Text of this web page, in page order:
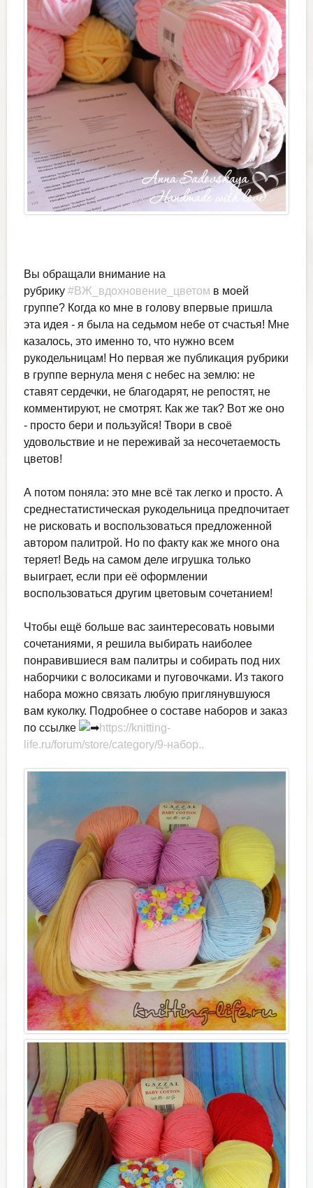
Вы обращали внимание на
рубрику #ВЖ_вдохновение_цветом в моей
группе? Когда ко мне в голову впервые пришла
эта идея - я была на седьмом небе от счастья! Мне
казалось, это именно то, что нужно всем
рукодельницам! Но первая же публикация рубрики
в группе вернула меня с небес на землю: не
ставят сердечки, не благодарят, не репостят, не
комментируют, не смотрят. Как же так? Вот же оно
- просто бери и пользуйся! Твори в своё
удовольствие и не переживай за несочетаемость
цветов!
А потом поняла: это мне всё так легко и просто. А
среднестатистическая рукодельница предпочитает
не рисковать и воспользоваться предложенной
автором палитрой. Но по факту как же много она
теряет! Ведь на самом деле игрушка только
выиграет, если при её оформлении
воспользоваться другим цветовым сочетанием!
Чтобы ещё больше вас заинтересовать новыми
сочетаниями, я решила выбирать наиболее
понравившиеся вам палитры и собирать под них
наборчики с волосиками и пуговочками. Из такого
набора можно связать любую приглянувшуюся
вам куколку. Подробнее о составе наборов и заказ
по ссылке
https://knitting-
life.ru/forum/store/category/9-набор..